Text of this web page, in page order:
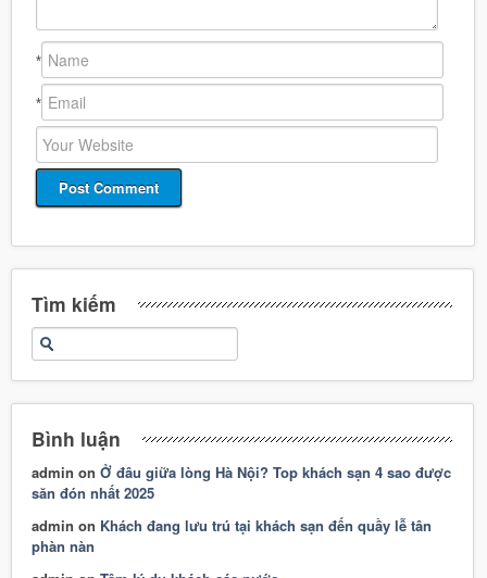
*
*
Tìm kiếm
Bình luận
admin onỞ đâu giữa lòng Hà Nội? Top khách sạn 4 sao được
săn đón nhất 2025
admin on Khách đang lưu trú tại khách sạn đến quầy lễ tân
phàn nàn